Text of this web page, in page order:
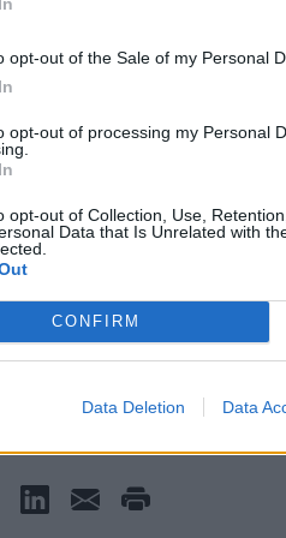
opt-out of the Sale of my Personal
opt-out of processing my Personal
opt-out of Collection, Use,
Data that Is Unrelated with
CONFIRM
Data Deletion Data
στις 11/10/2021 - 19:38
ΕΟΔΥ